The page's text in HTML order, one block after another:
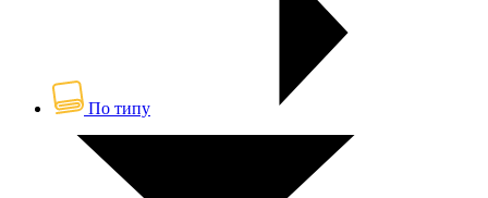
По типу